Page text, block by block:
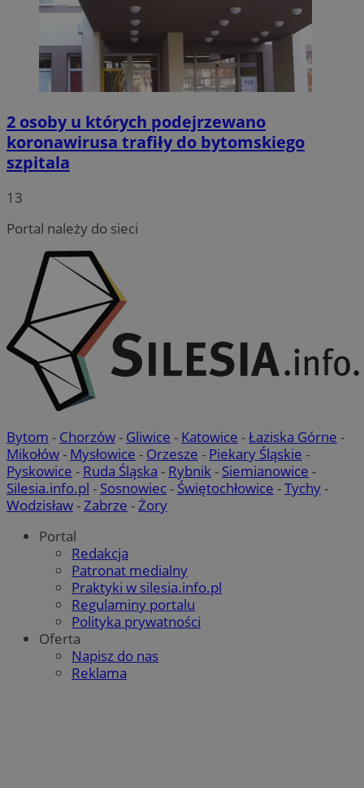
2 osoby u których podejrzewano
koronawirusa trafiły do bytomskiego
szpitala
13
Portal należy do sieci
Bytom - Chorzów- Gliwice - Katowice -Łaziska Górne -
Mikołów- Mysłowice - Orzesze - Piekary Śląskie -
Pyskowice - Ruda Śląska - Rybnik- Siemianowice -
Silesia.info.pl - Sosnowiec- Świętochłowice -Tychy-
Wodzisław-Zabrze -Żory
Portal
Redakcja
Patronat medialny
Praktyki w silesia.info.pl
Regulaminy portalu
Polityka prywatności
Oferta
Napisz do nas
Reklama